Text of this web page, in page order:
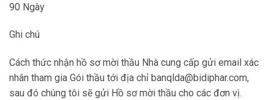
90 Ngày
Ghi chú
Cách thức nhận hồ sơ mời thầu Nhà cung cấp gửi email xác
nhân tham gia Gói thầu tới địa chỉ banqlda@bidiphar.com,
sau đó chúng tôi sẽ gửi Hồ sơ mời thầu cho các đơn vị.